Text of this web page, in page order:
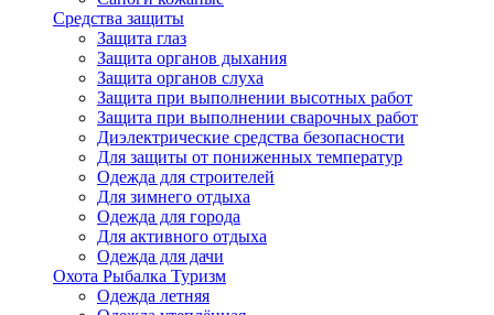
Средства защиты
Защита глаз
Защита органов дыхания
Защита органов слуха
Защита при выполнении высотных работ
Защита при выполнении сварочных работ
Диэлектрические средства безопасности
Для защиты от пониженных температур
Одежда для строителей
Для зимнего отдыха
Одежда для города
Для активного отдыха
Одежда для дачи
Охота Рыбалка Туризм
Одежда летняя